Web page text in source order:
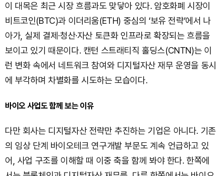
이 대목은 최근 시장 흐름과도 맞닿아 있다. 암호화폐 시장이
비트코인(BTC)과 이더리움(ETH) 중심의 ‘보유 전략’에서 나
아가, 실제 결제·청산·자산 토큰화 인프라로 확장되는 흐름을
보이고 있기 때문이다. 캔턴 스트래티직 홀딩스(CNTN)는 이
런 변화 속에서 네트워크 참여와 디지털자산 재무 운영을 동시
에 부각하며 차별화를 시도하는 모습이다.
바이오 사업도 함께 보는 이유
다만 회사는 디지털자산 전략만 추진하는 기업은 아니다. 기존
의 임상 단계 바이오테크 연구개발 부문도 계속 언급하고 있
어, 사업 구조를 이해할 때 이중 축을 함께 봐야 한다. 한쪽에